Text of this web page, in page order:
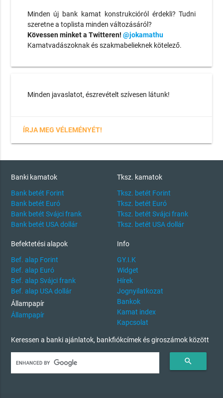
Minden új bank kamat konstrukcióról érdekli? Tudni
szeretne a toplista minden változásáról?
Kövessen minket a Twitteren! @jokamathu
Kamatvadászoknak és szakmabelieknek kötelező.
Minden javaslatot, észrevételt szívesen látunk!
ÍRJA MEG VÉLEMÉNYÉT!
Banki kamatok
Bank betét Forint
Bank betét Euró
Bank betét Svájci frank
Bank betét USA dollár
Tksz. kamatok
Tksz. betét Forint
Tksz. betét Euró
Tksz. betét Svájci frank
Tksz. betét USA dollár
Befektetési alapok
Bef. alap Forint
Bef. alap Euró
Bef. alap Svájci frank
Bef. alap USA dollár
Állampapír
Állampapír
Info
GY.I.K
Widget
Hírek
Jognyilatkozat
Bankok
Kamat index
Kapcsolat
Keressen a banki ajánlatok, bankfiókcímek és giroszámok között
search